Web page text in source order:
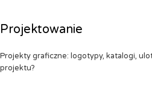
Projektowanie
Projekty graficzne: logotypy, katalogi,
projektu?